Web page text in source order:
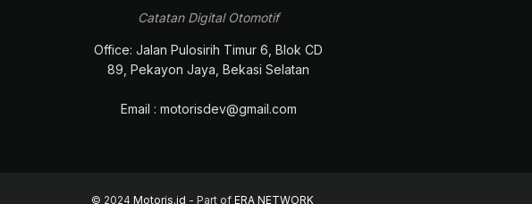
Catatan Digital Otomotif
Office: Jalan Pulosirih Timur 6, Blok CD
89, Pekayon Jaya, Bekasi Selatan
Email : motorisdev@gmail.com
© 2024 Motoris.id - Part of ERA NETWORK